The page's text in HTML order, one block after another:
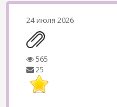
24 июля 2026
565
25